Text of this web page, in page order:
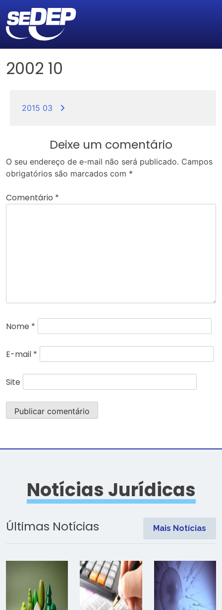
2002 10
2015 03
Deixe um comentário
O seu endereço de e-mail não será publicado. Campos
obrigatórios são marcados com *
Comentário *
Nome *
E-mail *
Site
Notícias Jurídicas
Últimas Notícias Mais Notícias